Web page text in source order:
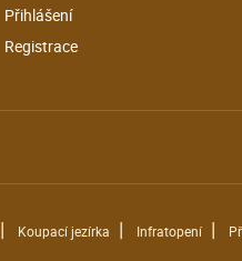
Přihlášení
Registrace
| Koupací jezírka | Infratopení |